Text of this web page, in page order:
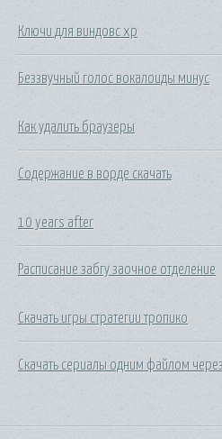
Ключи для виндовс хр
Беззвучный голос вокалоиды минус
Как удалить браузеры
Содержание в ворде скачать
10 years after
Расписание забгу заочное отделение
Скачать игры стратегии тропико
Скачать сериалы одним файлом